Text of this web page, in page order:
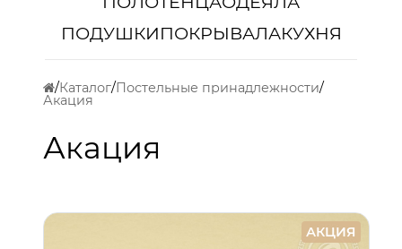
ПОДУШКИПОКРЫВАЛАКУХНЯ
Каталог Постельные принадлежности
Акация
Акация
АКЦИЯ